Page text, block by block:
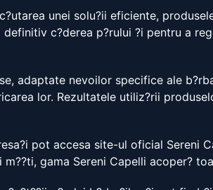
unei solu?ii eficiente,
c?derea p?rului ?i pentru a
adaptate nevoilor specifice ale
lor. Rezultatele utiliz?rii
pot accesa site-ul oficial Sereni
gama Sereni Capelli acoper?